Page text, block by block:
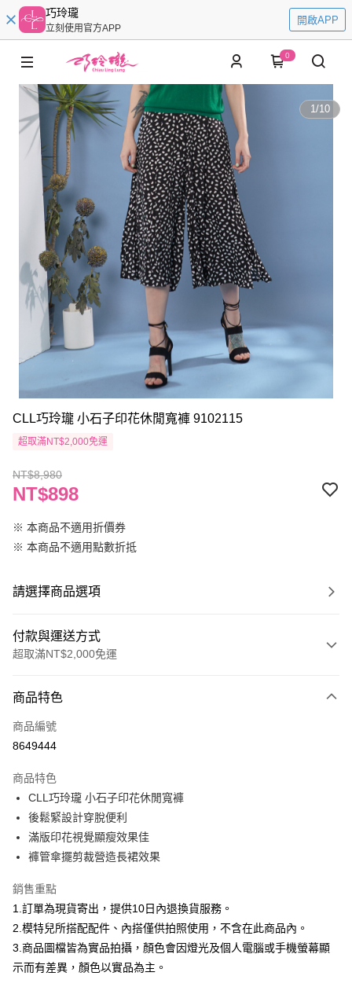
巧玲瓏
立刻使用官方APP
開啟APP
0
1/10
CLL巧玲瓏 小石子印花休閒寬褲 9102115
超取滿NT$2,000免運
NT$8,980
NT$898
※ 本商品不適用折價券
※ 本商品不適用點數折抵
請選擇商品選項
付款與運送方式
超取滿NT$2,000免運
信用卡一次付款
信用卡分期付款
合作金庫商業銀行
華南商業銀行
上海商業儲蓄銀行
國泰世華商業銀行
臺灣中小企業銀行
聯邦商業銀行
元大商業銀行
永豐商業銀行
台新國際商業銀行
中國信託商業銀行
台灣樂天信用卡公司
超商取貨付款
LINE Pay
Apple Pay
悠遊付
Google Pay
大哥付你分期
商品特色
商品編號
8649444
商品特色
CLL巧玲瓏 小石子印花休閒寬褲
後鬆緊設計穿脫便利
滿版印花視覺顯瘦效果佳
褲管傘擺剪裁營造長裙效果
銷售重點
1.訂單為現貨寄出，提供10日內退換貨服務。
2.模特兒所搭配配件、內搭僅供拍照使用，不含在此商品內。
3.商品圖檔皆為實品拍攝，顏色會因燈光及個人電腦或手機螢幕顯
示而有差異，顏色以實品為主。